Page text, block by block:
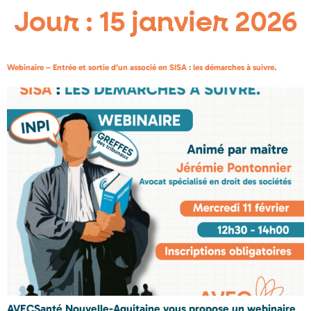
Jour : 15 janvier 2026
Webinaire – Entrée et sortie d’un associé en SISA : les démarches à suivre.